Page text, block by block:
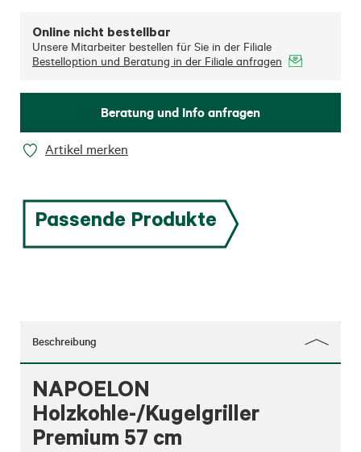
Online nicht bestellbar
Unsere Mitarbeiter bestellen für Sie in der Filiale
Bestelloption und Beratung in der Filiale anfragen
Beratung und Info anfragen
Artikel merken
Passende Produkte
Beschreibung
NAPOELON
Holzkohle-/Kugelgriller
Premium 57 cm